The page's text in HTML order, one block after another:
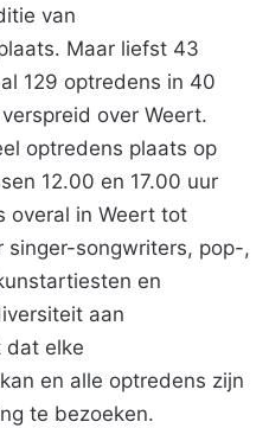
van
Maar liefst 43
129 optredens in 40
over Weert.
optredens plaats op
12.00 en 17.00 uur
overal in Weert tot
singer-songwriters, pop-,
en
aan
dat elke
en alle optredens zijn
te bezoeken.